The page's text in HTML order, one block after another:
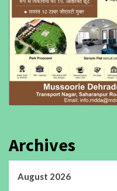
Archives
August 2026